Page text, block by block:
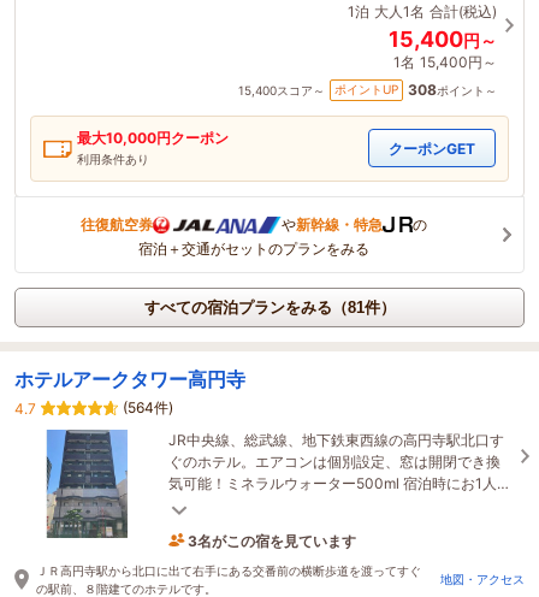
1泊 大人1名 合計(税込)
15,400円～
1名 15,400円～
15,400スコア～ ポイントUP 308ポイント～
最大10,000円クーポン
利用条件あり
クーポンGET
往復航空券 や新幹線・特急
の
宿泊＋交通がセットのプランをみる
すべての宿泊プランをみる（81件）
ホテルアークタワー高円寺
4.7
(564件)
JR中央線、総武線、地下鉄東西線の高円寺駅北口す
ぐのホテル。エアコンは個別設定、窓は開閉でき換
気可能！ミネラルウォーター500ml 宿泊時にお1人様
1本無料でご用意！安心・快適にお過ごし頂けます♪
3名がこの宿を見ています
5時間前に予約されました
ＪＲ高円寺駅から北口に出て右手にある交番前の横断歩道を渡ってすぐ
の駅前、８階建てのホテルです。
地図・アクセス